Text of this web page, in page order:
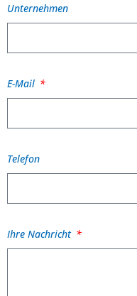
Unternehmen
E-Mail
Telefon
Ihre Nachricht